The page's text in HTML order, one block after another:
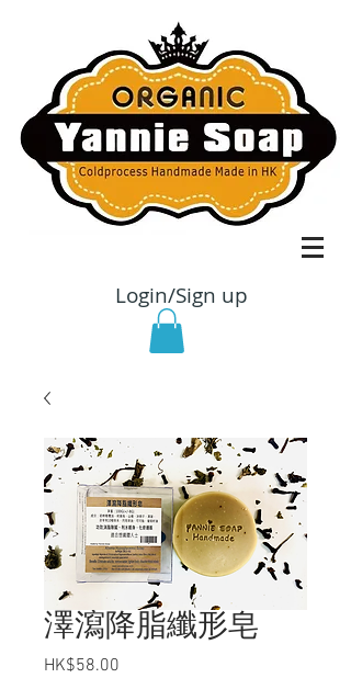
Login/Sign up
澤瀉降脂纖形皂
HK$58.00